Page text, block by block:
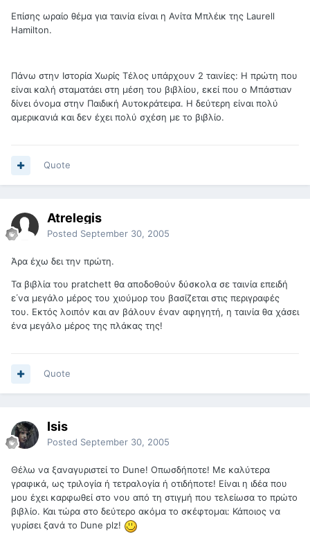
Επίσης ωραίο θέμα για ταινία είναι η Ανίτα Μπλέικ της Laurell
Hamilton.
Πάνω στην Ιστορία Χωρίς Τέλος υπάρχουν 2 ταινίες: Η πρώτη που
είναι καλή σταματάει στη μέση του βιβλίου, εκεί που ο Μπάστιαν
δίνει όνομα στην Παιδική Αυτοκράτειρα. Η δεύτερη είναι πολύ
αμερικανιά και δεν έχει πολύ σχέση με το βιβλίο.
Quote
Atrelegis
Posted September 30, 2005
Άρα έχω δει την πρώτη.
Τα βιβλία του pratchett θα αποδοθούν δύσκολα σε ταινία επειδή
ε΄να μεγάλο μέρος του χιούμορ του βασίζεται στις περιγραφές
του. Εκτός λοιπόν και αν βάλουν έναν αφηγητή, η ταινία θα χάσει
ένα μεγάλο μέρος της πλάκας της!
Quote
Isis
Posted September 30, 2005
Θέλω να ξαναγυριστεί το Dune! Οπωσδήποτε! Με καλύτερα
γραφικά, ως τριλογία ή τετραλογία ή οτιδήποτε! Είναι η ιδέα που
μου έχει καρφωθεί στο νου από τη στιγμή που τελείωσα το πρώτο
βιβλίο. Και τώρα στο δεύτερο ακόμα το σκέφτομαι: Κάποιος να
γυρίσει ξανά το Dune plz!